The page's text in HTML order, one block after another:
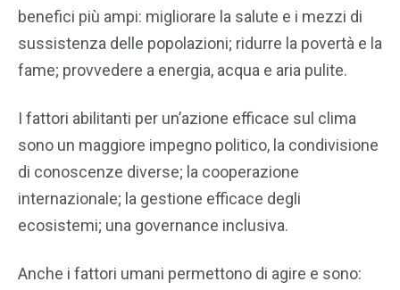
benefici più ampi: migliorare la salute e i mezzi di
sussistenza delle popolazioni; ridurre la povertà e la
fame; provvedere a energia, acqua e aria pulite.
I fattori abilitanti per un’azione efficace sul clima
sono un maggiore impegno politico, la condivisione
di conoscenze diverse; la cooperazione
internazionale; la gestione efficace degli
ecosistemi; una governance inclusiva.
Anche i fattori umani permettono di agire e sono: